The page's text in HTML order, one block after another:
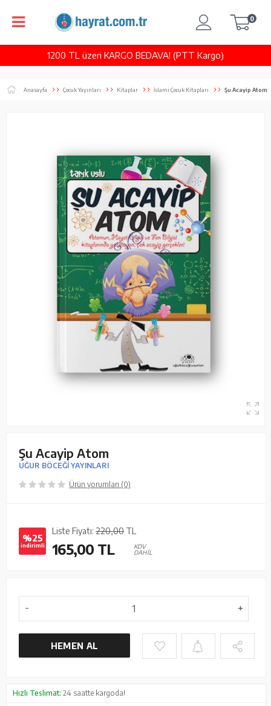
1200 TL üzeri KARGO BEDAVA! (PTT Kargo)
0
Anasayfa Çocuk Yayınları Kitaplar İslami Çocuk Kitapları Şu Acayip Atom
Şu Acayip Atom
UĞUR BÖCEĞİ YAYINLARI
Ürün yorumları (0)
%25
indirimli
Liste Fiyatı: 220,00 TL
165,00 TL
KDV
DAHİL
HEMEN AL
Hızlı Teslimat: 24 saatte kargoda!